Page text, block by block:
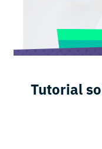
Tutorial